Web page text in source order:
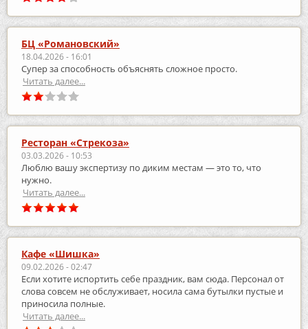
БЦ «Романовский»
18.04.2026 - 16:01
Супер за способность объяснять сложное просто.
Читать далее...
Ресторан «Стрекоза»
03.03.2026 - 10:53
Люблю вашу экспертизу по диким местам — это то, что
нужно.
Читать далее...
Кафе «Шишка»
09.02.2026 - 02:47
Если хотите испортить себе праздник, вам сюда. Персонал от
слова совсем не обслуживает, носила сама бутылки пустые и
приносила полные.
Читать далее...